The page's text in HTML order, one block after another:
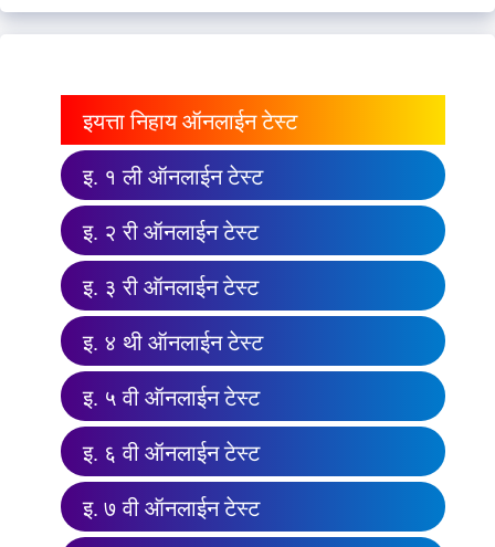
इयत्ता निहाय ऑनलाईन टेस्ट
इ. १ ली ऑनलाईन टेस्ट
इ. २ री ऑनलाईन टेस्ट
इ. ३ री ऑनलाईन टेस्ट
इ. ४ थी ऑनलाईन टेस्ट
इ. ५ वी ऑनलाईन टेस्ट
इ. ६ वी ऑनलाईन टेस्ट
इ. ७ वी ऑनलाईन टेस्ट